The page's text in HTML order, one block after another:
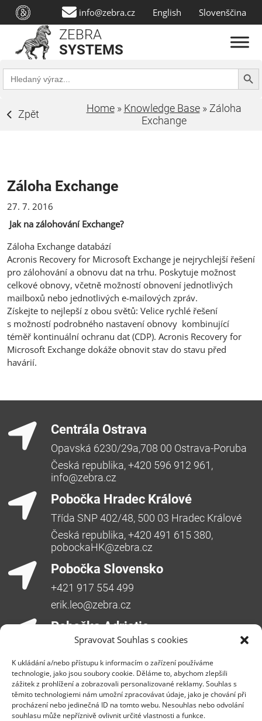
Spravovat Souhlas s cookies
K ukládání a/nebo přístupu k informacím o zařízení používáme
technologie, jako jsou soubory cookie. Děláme to, abychom zlepšili
zážitek z prohlížení a zobrazovali personalizované reklamy. Souhlas s
těmito technologiemi nám umožní zpracovávat údaje, jako je chování při
procházení nebo jedinečná ID na tomto webu. Nesouhlas nebo odvolání
souhlasu může nepříznivě ovlivnit určité vlastnosti a funkce.
info@zebra.cz English Slovenščina
ZEBRA
SYSTEMS
Search
for:
Search
Zpět Home» Knowledge Base»Záloha
Exchange
Záloha Exchange
27. 7. 2016
Jak na zálohování Exchange?
Záloha Exchange databází
Acronis Recovery for Microsoft Exchange je nejrychlejší řešení
pro zálohování a obnovu dat na trhu. Poskytuje možnost
celkové obnovy, včetně možností obnovení jednotlivých
mailboxů nebo jednotlivých e-mailových zpráv.
Získejte to nejlepší z obou světů: Velice rychlé řešení
s možností podrobného nastavení obnovy kombinující
téměř kontinuální ochranu dat (CDP). Acronis Recovery for
Microsoft Exchange dokáže obnovit stav do stavu před
havárií.
Centrála Ostrava
Opavská 6230/29a,708 00 Ostrava-Poruba
Česká republika, +420 596 912 961,
info@zebra.cz
Pobočka Hradec Králové
Třída SNP 402/48, 500 03 Hradec Králové
Česká republika, +420 491 615 380,
pobockaHK@zebra.cz
Pobočka Slovensko
+421 917 554 499
erik.leo@zebra.cz
Pobočka Adriatic
+385 99 3241 770 (HR) +381 61 6231 777
(SRB)
nebojsa.stankic@zebra.cz